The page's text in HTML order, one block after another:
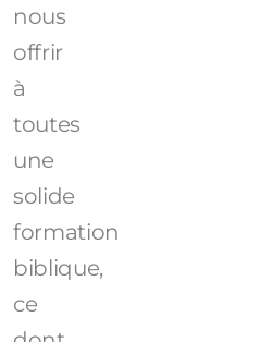
nous
offrir
à
toutes
une
solide
formation
biblique,
ce